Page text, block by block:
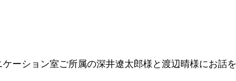
ーション室ご所属の深井遼太郎様と渡辺晴様にお話を